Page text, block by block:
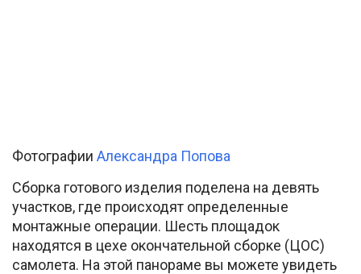
Фотографии Александра Попова
Сборка готового изделия поделена на девять
участков, где происходят определенные
монтажные операции. Шесть площадок
находятся в цехе окончательной сборке (ЦОС)
самолета. На этой панораме вы можете увидеть